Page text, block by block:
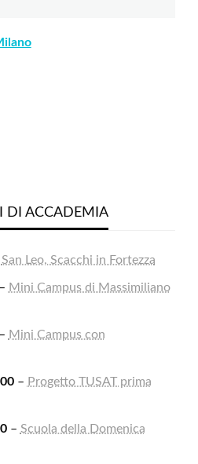
DI ACCADEMIA
San Leo, Scacchi in Fortezza
Mini Campus di Massimiliano
Mini Campus con
– Progetto TUSAT prima
– Scuola della Domenica